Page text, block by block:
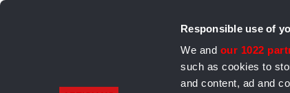
Responsible use of
We and our 1022
such as cookies to
and content, ad and